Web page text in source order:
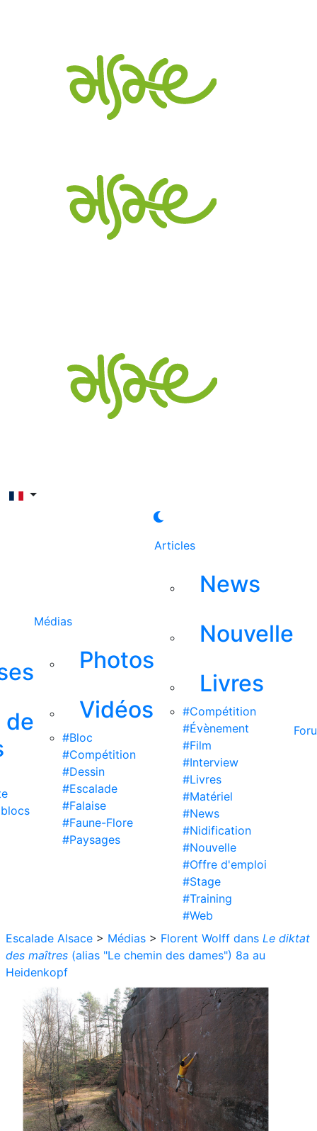
de
Médias
Photos
Vidéos
#Bloc
#Compétition
#Dessin
#Escalade
#Falaise
#Faune-Flore
#Paysages
Articles
News
Nouvelle
Livres
#Compétition
#Évènement
#Film
#Interview
#Livres
#Matériel
#News
#Nidification
#Nouvelle
#Offre d'emploi
#Stage
#Training
#Web
Escalade Alsace > Médias > Florent Wolff dans Le diktat
des maîtres (alias "Le chemin des dames") 8a au
Heidenkopf